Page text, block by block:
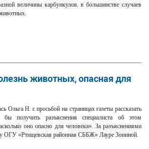
величины карбункулов, в большинстве случаев
животных, опасная для
Ольга Н. с просьбой на страницах газеты рассказать
бы получить разъяснения специалиста об этом
оно опасно для человека». За разъяснениями
ОГУ «Ртищевская районная СББЖ» Лауре Зониной.